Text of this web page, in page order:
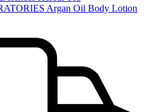
Argan Oil Body Lotion